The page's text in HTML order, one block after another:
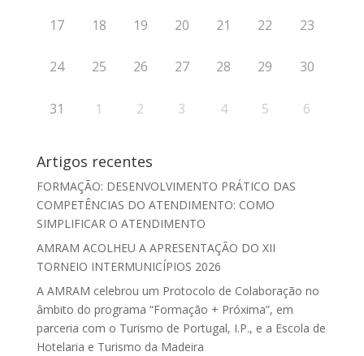
17 18 19 20 21 22 23
24 25 26 27 28 29 30
31 1 2 3 4 5 6
Artigos recentes
FORMAÇÃO: DESENVOLVIMENTO PRÁTICO DAS
COMPETÊNCIAS DO ATENDIMENTO: COMO
SIMPLIFICAR O ATENDIMENTO
AMRAM ACOLHEU A APRESENTAÇÃO DO XII
TORNEIO INTERMUNICÍPIOS 2026
A AMRAM celebrou um Protocolo de Colaboração no
âmbito do programa “Formação + Próxima”, em
parceria com o Turismo de Portugal, I.P., e a Escola de
Hotelaria e Turismo da Madeira